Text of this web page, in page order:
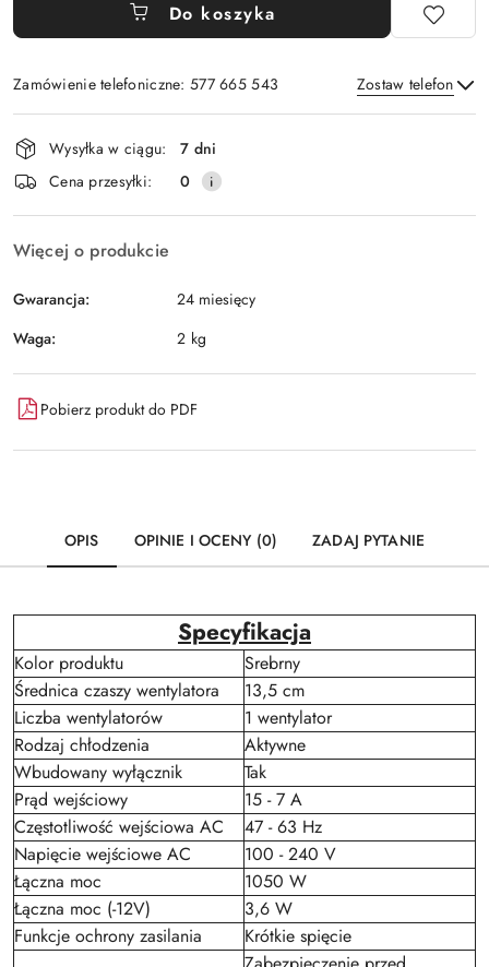
Do koszyka
Zamówienie telefoniczne: 577 665 543 Zostaw telefon
Wyślij
Dostępność
i
dostawa
Wysyłka w ciągu:
7 dni
Cena przesyłki:
0
Więcej o produkcie
Gwarancja:
24 miesięcy
Waga:
2 kg
Pobierz produkt do PDF
OPIS OPINIE I OCENY (0) ZADAJ PYTANIE
Specyfikacja
Kolor produktu
Srebrny
Średnica czaszy wentylatora
13,5 cm
Liczba wentylatorów
1 wentylator
Rodzaj chłodzenia
Aktywne
Wbudowany wyłącznik
Tak
Prąd wejściowy
15 - 7 A
Częstotliwość wejściowa AC
47 - 63 Hz
Napięcie wejściowe AC
100 - 240 V
Łączna moc
1050 W
Łączna moc (-12V)
3,6 W
Funkcje ochrony zasilania
Krótkie spięcie